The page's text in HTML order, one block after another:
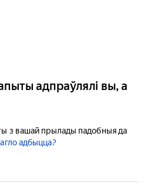
адпраўлялі вы, а
з вашай прылады падобныя да
адбыцца?